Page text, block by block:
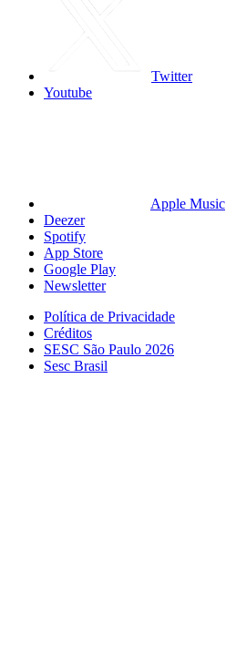
Twitter
Youtube
Apple Music
Deezer
Spotify
App Store
Google Play
Newsletter
Política de Privacidade
Créditos
SESC São Paulo 2026
Sesc Brasil